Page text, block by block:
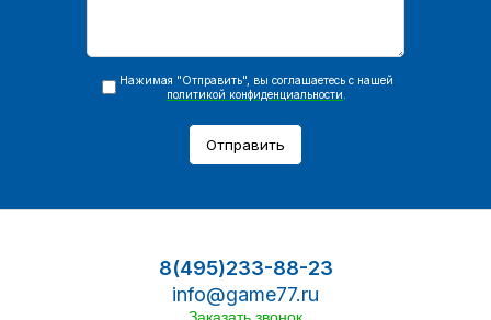
Нажимая "Отправить", вы соглашаетесь с нашей
политикой конфиденциальности
Отправить
8(495)233-88-23
info@game77.ru